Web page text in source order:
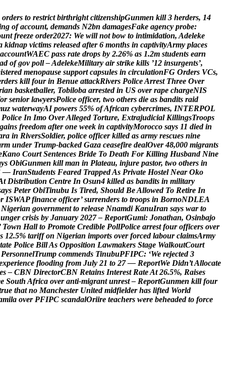
orders to restrict birthright citizenshipGunmen kill 3 herders, 14
ng of account, demands N2bn damagesFake agency probe:
unt freeze order2027: We will not bow to intimidation, Adeleke
kidnap victims released after 6 months in captivityArmy places
accountWAEC pass rate drops by 2.26% as 1.2m students earn
ad of gov poll –AdelekeMilitary air strike kills ’12 insurgents’,
istered menopause support capsules in circulationFG Orders VCs,
rders kill four in Benue attackRivers PoliceArrest Three Over
ian basketballer, Tobiloba arrested in US over rape chargeNIS
or senior lawyersPolice officer, two others die as bandits raid
uz waterwayAI powers 55% ofAfrican cybercrimes, INTERPOL
Police In Imo OverAlleged Torture, Extrajudicial KillingsTroops
gains freedom after one week in captivityMorocco says 11 died in
ra in RiversSoldier, police officer killed as army rescues nine
rm under Trump-backed Gaza ceasefire dealOver 48,000 migrants
Kano Court Sentences Bride To Death For Killing Husband Nine
ys ObiGunmen kill man in Plateau, injure pastor, two others in
— IranStudents Feared TrappedAs Private Hostel Near Oko
t Distribution Centre In Osun4 killed as bandits in military
ays Peter ObiTinubu Is Tired, Should BeAllowed To Retire In
r ISWAP finance officer’ surrenders to troops in BornoNDLEA
Nigerian government to release Nnamdi KanuIran says war to
unger crisis by January 2027 – ReportGumi: Jonathan, Osinbajo
Town Hall to Promote Credible PollPolice arrest four officers over
s 12.5% tariff on Nigerian imports over forced labour claimsArmy
tate Police BillAs Opposition Lawmakers Stage WalkoutCourt
PersonnelTrump commends TinubuPFIPC: ‘We rejected 3
xperience flooding from July 21 to 27 — ReportWe Didn’tAllocate
es – CBN DirectorCBN Retains Interest RateAt 26.5%, Raises
e South Africa over anti-migrant unrest – ReportGunmen kill four
rue that no Manchester United midfielder has lifted World
mila over PFIPC scandalOriire teachers were beheaded to force